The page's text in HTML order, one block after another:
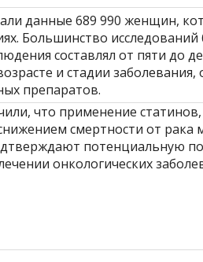
данные 689 990 женщин,
Большинство
составлял от пяти до
и стадии
препаратов.
что применение
смертности от рака
потенциальную
онкологических